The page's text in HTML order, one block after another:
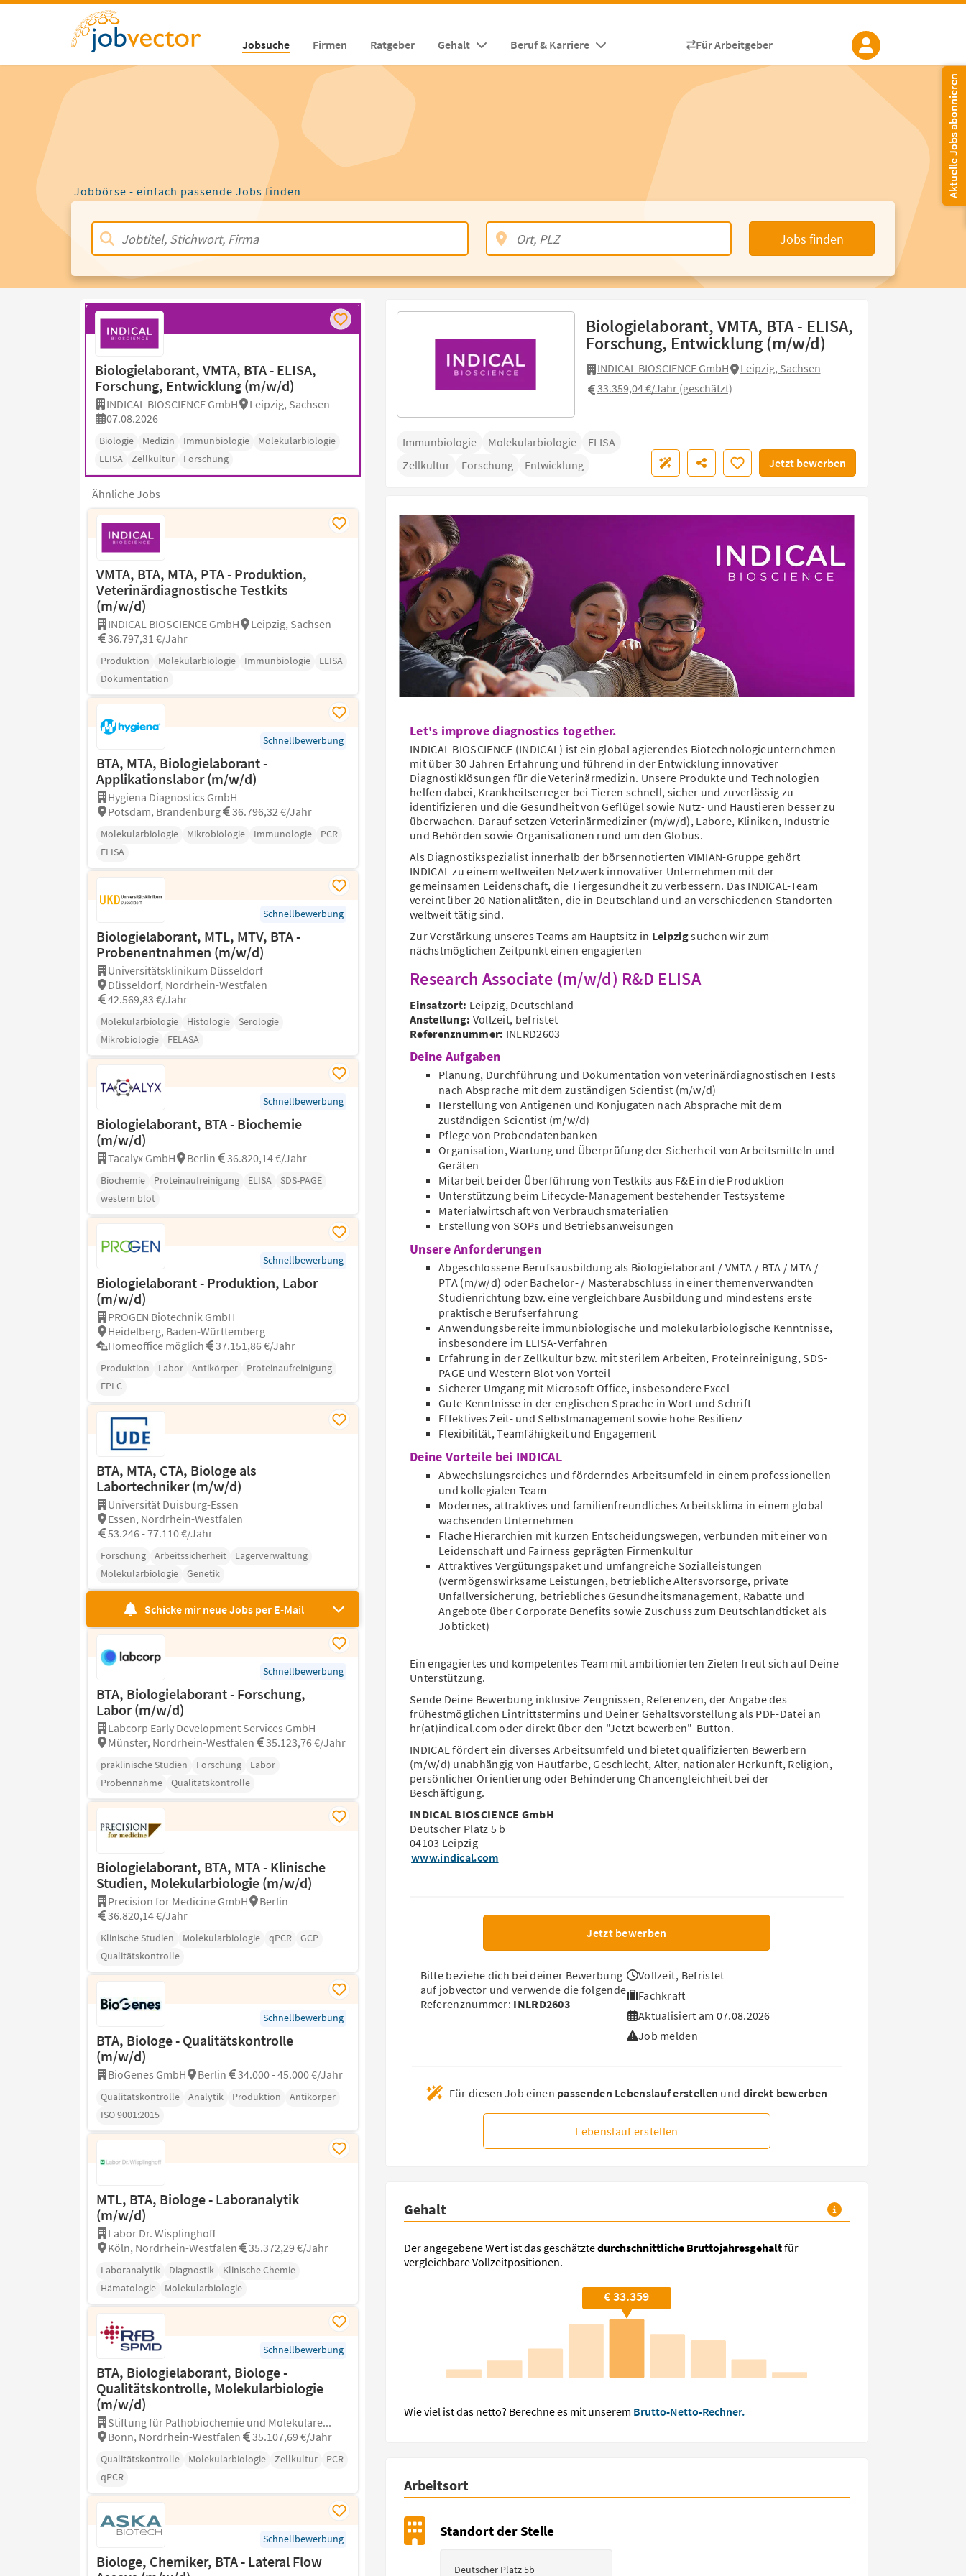
Jobsuche Firmen Ratgeber Gehalt Beruf & Karriere Für Arbeitgeber
Aktuelle Jobs abonnieren
Jobbörse - einfach passende Jobs finden
Jobs finden
Biologielaborant, VMTA, BTA - ELISA,
Forschung, Entwicklung (m/w/d)
INDICAL BIOSCIENCE GmbH
Leipzig, Sachsen
07.08.2026
Biologie Medizin Immunbiologie
Molekularbiologie
ELISA
Zellkultur Forschung
Ähnliche Jobs
VMTA, BTA, MTA, PTA - Produktion,
Veterinärdiagnostische Testkits
(m/w/d)
INDICAL BIOSCIENCE GmbH
Leipzig, Sachsen
36.797,31 €/Jahr
Produktion Molekularbiologie Immunbiologie
ELISA
Dokumentation
Schnellbewerbung
BTA, MTA, Biologielaborant -
Applikationslabor (m/w/d)
Hygiena Diagnostics GmbH
Potsdam, Brandenburg
36.796,32 €/Jahr
Molekularbiologie Mikrobiologie Immunologie
PCR
ELISA
Schnellbewerbung
Biologielaborant, MTL, MTV, BTA -
Probenentnahmen (m/w/d)
Universitätsklinikum Düsseldorf
Düsseldorf, Nordrhein-Westfalen
42.569,83 €/Jahr
Molekularbiologie Histologie
Serologie
Mikrobiologie
FELASA
Schnellbewerbung
Biologielaborant, BTA - Biochemie
(m/w/d)
Tacalyx GmbH Berlin 36.820,14 €/Jahr
Biochemie Proteinaufreinigung ELISA
SDS-PAGE
western blot
Schnellbewerbung
Biologielaborant - Produktion, Labor
(m/w/d)
PROGEN Biotechnik GmbH
Heidelberg, Baden-Württemberg
Homeoffice möglich
37.151,86 €/Jahr
Produktion Labor Antikörper
Proteinaufreinigung
FPLC
BTA, MTA, CTA, Biologe als
Labortechniker (m/w/d)
Universität Duisburg-Essen
Essen, Nordrhein-Westfalen
53.246 - 77.110 €/Jahr
Forschung Arbeitssicherheit
Lagerverwaltung
Molekularbiologie
Genetik
Schicke mir neue Jobs per E-Mail
Schnellbewerbung
BTA, Biologielaborant - Forschung,
Labor (m/w/d)
Labcorp Early Development Services GmbH
Münster, Nordrhein-Westfalen
35.123,76 €/Jahr
präklinische Studien Forschung
Labor
Probennahme
Qualitätskontrolle
Biologielaborant, BTA, MTA - Klinische
Studien, Molekularbiologie (m/w/d)
Precision for Medicine GmbH
Berlin
36.820,14 €/Jahr
Klinische Studien Molekularbiologie qPCR
GCP
Qualitätskontrolle
Schnellbewerbung
BTA, Biologe - Qualitätskontrolle
(m/w/d)
BioGenes GmbH Berlin 34.000 - 45.000 €/Jahr
Qualitätskontrolle Analytik Produktion
Antikörper
ISO 9001:2015
MTL, BTA, Biologe - Laboranalytik
(m/w/d)
Labor Dr. Wisplinghoff
Köln, Nordrhein-Westfalen
35.372,29 €/Jahr
Laboranalytik Diagnostik
Klinische Chemie
Hämatologie
Molekularbiologie
Schnellbewerbung
BTA, Biologielaborant, Biologe -
Qualitätskontrolle, Molekularbiologie
(m/w/d)
Stiftung für Pathobiochemie und Molekulare...
Bonn, Nordrhein-Westfalen
35.107,69 €/Jahr
Qualitätskontrolle Molekularbiologie Zellkultur
PCR
qPCR
Schnellbewerbung
Biologe, Chemiker, BTA - Lateral Flow
Biologielaborant, VMTA, BTA - ELISA,
Forschung, Entwicklung (m/w/d)
INDICAL BIOSCIENCE GmbH
Leipzig, Sachsen
33.359,04 €/Jahr (geschätzt)
Immunbiologie Molekularbiologie
ELISA
Zellkultur
Forschung Entwicklung Jetzt bewerben
Let's improve diagnostics together.
INDICAL BIOSCIENCE (INDICAL) ist ein global agierendes Biotechnologieunternehmen
mit über 30 Jahren Erfahrung und führend in der Entwicklung innovativer
Diagnostiklösungen für die Veterinärmedizin. Unsere Produkte und Technologien
helfen dabei, Krankheitserreger bei Tieren schnell, sicher und zuverlässig zu
identifizieren und die Gesundheit von Geflügel sowie Nutz- und Haustieren besser zu
überwachen. Darauf setzen Veterinärmediziner (m/w/d), Labore, Kliniken, Industrie
und Behörden sowie Organisationen rund um den Globus.
Als Diagnostikspezialist innerhalb der börsennotierten VIMIAN-Gruppe gehört
INDICAL zu einem weltweiten Netzwerk innovativer Unternehmen mit der
gemeinsamen Leidenschaft, die Tiergesundheit zu verbessern. Das INDICAL-Team
vereint über 20 Nationalitäten, die in Deutschland und an verschiedenen Standorten
weltweit tätig sind.
Zur Verstärkung unseres Teams am Hauptsitz in Leipzigsuchen wir zum
nächstmöglichen Zeitpunkt einen engagierten
Research Associate (m/w/d) R&D ELISA
Einsatzort: Leipzig, Deutschland
Anstellung: Vollzeit, befristet
Referenznummer: INLRD2603
Deine Aufgaben
Planung, Durchführung und Dokumentation von veterinärdiagnostischen Tests
nach Absprache mit dem zuständigen Scientist (m/w/d)
Herstellung von Antigenen und Konjugaten nach Absprache mit dem
zuständigen Scientist (m/w/d)
Pflege von Probendatenbanken
Organisation, Wartung und Überprüfung der Sicherheit von Arbeitsmitteln und
Geräten
Mitarbeit bei der Überführung von Testkits aus F&E in die Produktion
Unterstützung beim Lifecycle-Management bestehender Testsysteme
Materialwirtschaft von Verbrauchsmaterialien
Erstellung von SOPs und Betriebsanweisungen
Unsere Anforderungen
Abgeschlossene Berufsausbildung als Biologielaborant / VMTA / BTA / MTA /
PTA (m/w/d) oder Bachelor- / Masterabschluss in einer themenverwandten
Studienrichtung bzw. eine vergleichbare Ausbildung und mindestens erste
praktische Berufserfahrung
Anwendungsbereite immunbiologische und molekularbiologische Kenntnisse,
insbesondere im ELISA-Verfahren
Erfahrung in der Zellkultur bzw. mit sterilem Arbeiten, Proteinreinigung, SDS-
PAGE und Western Blot von Vorteil
Sicherer Umgang mit Microsoft Office, insbesondere Excel
Gute Kenntnisse in der englischen Sprache in Wort und Schrift
Effektives Zeit- und Selbstmanagement sowie hohe Resilienz
Flexibilität, Teamfähigkeit und Engagement
Deine Vorteile bei INDICAL
Abwechslungsreiches und förderndes Arbeitsumfeld in einem professionellen
und kollegialen Team
Modernes, attraktives und familienfreundliches Arbeitsklima in einem global
wachsenden Unternehmen
Flache Hierarchien mit kurzen Entscheidungswegen, verbunden mit einer von
Leidenschaft und Fairness geprägten Firmenkultur
Attraktives Vergütungspaket und umfangreiche Sozialleistungen
(vermögenswirksame Leistungen, betriebliche Altersvorsorge, private
Unfallversicherung, betriebliches Gesundheitsmanagement, Rabatte und
Angebote über Corporate Benefits sowie Zuschuss zum Deutschlandticket als
Jobticket)
Ein engagiertes und kompetentes Team mit ambitionierten Zielen freut sich auf Deine
Unterstützung.
Sende Deine Bewerbung inklusive Zeugnissen, Referenzen, der Angabe des
frühestmöglichen Eintrittstermins und Deiner Gehaltsvorstellung als PDF-Datei an
hr(at)indical.com oder direkt über den "Jetzt bewerben"-Button.
INDICAL fördert ein diverses Arbeitsumfeld und bietet qualifizierten Bewerbern
(m/w/d) unabhängig von Hautfarbe, Geschlecht, Alter, nationaler Herkunft, Religion,
persönlicher Orientierung oder Behinderung Chancengleichheit bei der
Beschäftigung.
INDICAL BIOSCIENCE GmbH
Deutscher Platz 5 b
04103 Leipzig
www.indical.com
Jetzt bewerben
Bitte beziehe dich bei deiner Bewerbung
auf jobvector und verwende die folgende
Referenznummer: INLRD2603
Vollzeit, Befristet
Fachkraft
Aktualisiert am 07.08.2026
Job melden
Für diesen Job einen passenden Lebenslauf erstellen und direkt bewerben
Lebenslauf erstellen
Gehalt
Der angegebene Wert ist das geschätztedurchschnittliche Bruttojahresgehaltfür
vergleichbare Vollzeitpositionen.
€ 33.359
Wie viel ist das netto? Berechne es mit unserem Brutto-Netto-Rechner.
Arbeitsort
Standort der Stelle
Deutscher Platz 5b